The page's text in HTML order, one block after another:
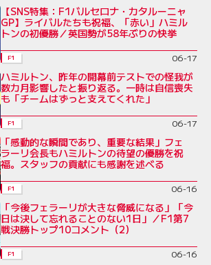
【SNS特集：F1バルセロナ・カタルーニャ
GP】ライバルたちも祝福、「赤い」ハミル
トンの初優勝／英国勢が58年ぶりの快挙
F1 06-17
ハミルトン、昨年の開幕前テストでの怪我が
数カ月影響したと振り返る。一時は自信喪失
も「チームはずっと支えてくれた」
F1 06-17
「感動的な瞬間であり、重要な結果」フェ
ラーリ会長もハミルトンの待望の優勝を祝
福。スタッフの貢献にも感謝を述べる
F1 06-16
「今後フェラーリが大きな脅威になる」「今
日は決して忘れることのない1日」／F1第7
戦決勝トップ10コメント（2）
F1 06-16